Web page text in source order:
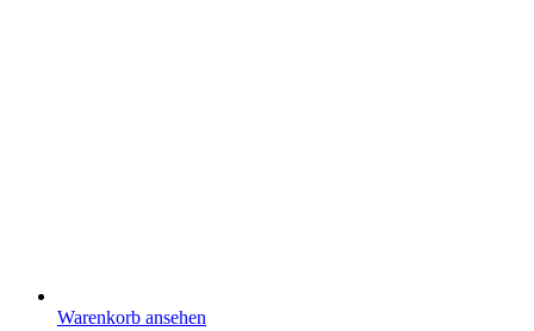
Warenkorb ansehen